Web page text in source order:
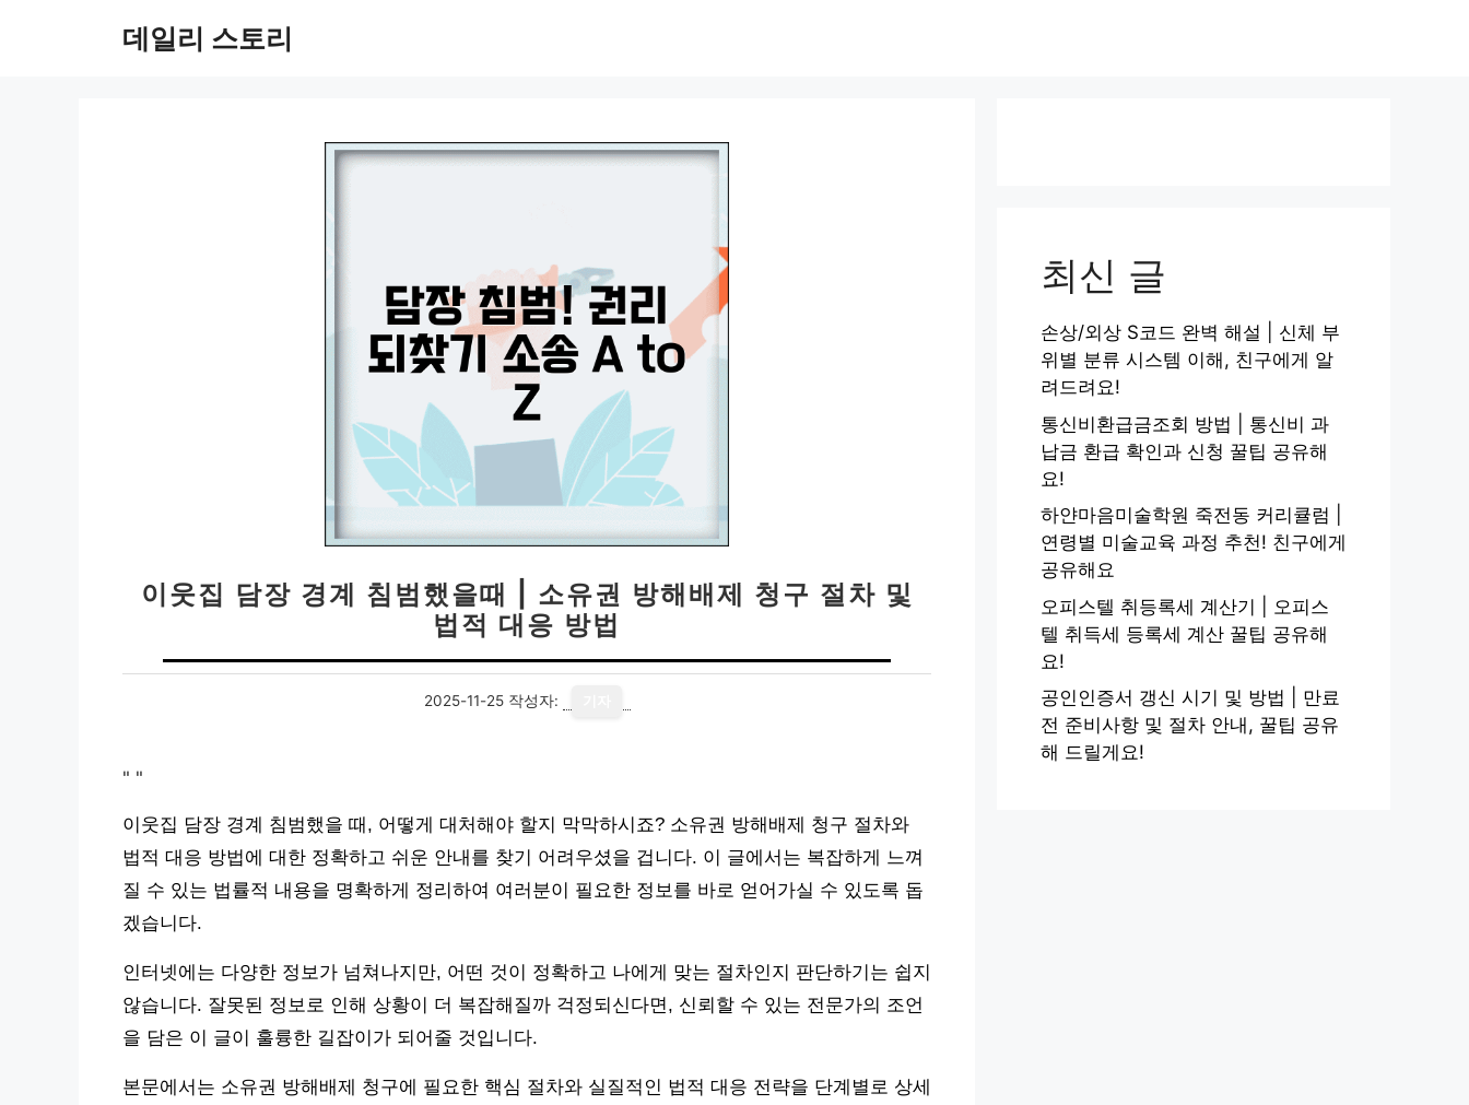
데일리 스토리
이웃집 담장 경계 침범했을때 | 소유권 방해배제 청구 절차 및
법적 대응 방법
2025-11-25 작성자:
" "
이웃집 담장 경계 침범했을 때, 어떻게 대처해야 할지 막막하시죠? 소유권 방해배제 청구 절차와
법적 대응 방법에 대한 정확하고 쉬운 안내를 찾기 어려우셨을 겁니다. 이 글에서는 복잡하게 느껴
질 수 있는 법률적 내용을 명확하게 정리하여 여러분이 필요한 정보를 바로 얻어가실 수 있도록 돕
겠습니다.
인터넷에는 다양한 정보가 넘쳐나지만, 어떤 것이 정확하고 나에게 맞는 절차인지 판단하기는 쉽지
않습니다. 잘못된 정보로 인해 상황이 더 복잡해질까 걱정되신다면, 신뢰할 수 있는 전문가의 조언
을 담은 이 글이 훌륭한 길잡이가 되어줄 것입니다.
본문에서는 소유권 방해배제 청구에 필요한 핵심 절차와 실질적인 법적 대응 전략을 단계별로 상세
최신 글
손상/외상 S코드 완벽 해설 | 신체 부
위별 분류 시스템 이해, 친구에게 알
려드려요!
통신비환급금조회 방법 | 통신비 과
납금 환급 확인과 신청 꿀팁 공유해
요!
하얀마음미술학원 죽전동 커리큘럼 |
연령별 미술교육 과정 추천! 친구에게
공유해요
오피스텔 취등록세 계산기 | 오피스
텔 취득세 등록세 계산 꿀팁 공유해
요!
공인인증서 갱신 시기 및 방법 | 만료
전 준비사항 및 절차 안내, 꿀팁 공유
해 드릴게요!